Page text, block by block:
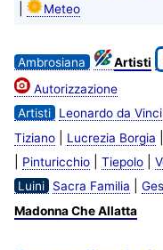
Meteo
Ambrosiana Artisti
Autorizzazione
Artisti
Leonardo da Vinci
Tiziano| Lucrezia Borgia
Pinturicchio| Tiepolo|
Luini
Sacra Familia
Madonna Che Allatta